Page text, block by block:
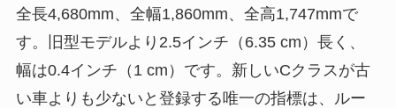
全長4,680mm、全幅1,860mm、全高1,747mmで
す。旧型モデルより2.5インチ（6.35 cm）長く、
幅は0.4インチ（1 cm）です。新しいCクラスが古
い車よりも少ないと登録する唯一の指標は、ルー